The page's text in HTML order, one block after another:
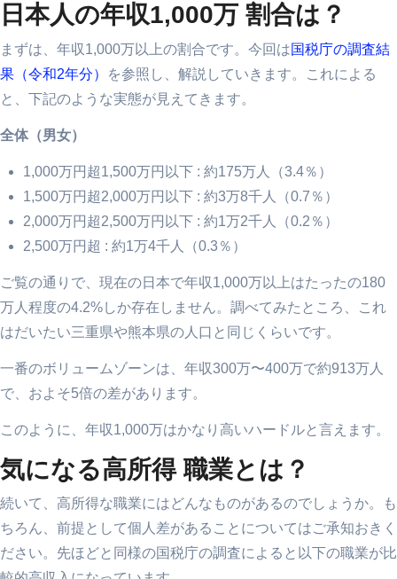
日本人の年収1,000万 割合は？
まずは、年収1,000万以上の割合です。今回は国税庁の調査結
果（令和2年分）
を参照し、解説していきます。これによる
と、下記のような実態が見えてきます。
全体（男女）
1,000万円超1,500万円以下 : 約175万人（3.4％）
1,500万円超2,000万円以下 : 約3万8千人（0.7％）
2,000万円超2,500万円以下 : 約1万2千人（0.2％）
2,500万円超 : 約1万4千人（0.3％）
ご覧の通りで、現在の日本で年収1,000万以上はたったの180
万人程度の4.2%しか存在しません。調べてみたところ、これ
はだいたい三重県や熊本県の人口と同じくらいです。
一番のボリュームゾーンは、年収300万〜400万で約913万人
で、およそ5倍の差があります。
このように、年収1,000万はかなり高いハードルと言えます。
気になる高所得 職業とは？
続いて、高所得な職業にはどんなものがあるのでしょうか。も
ちろん、前提として個人差があることについてはご承知おきく
ださい。先ほどと同様の国税庁の調査によると以下の職業が比